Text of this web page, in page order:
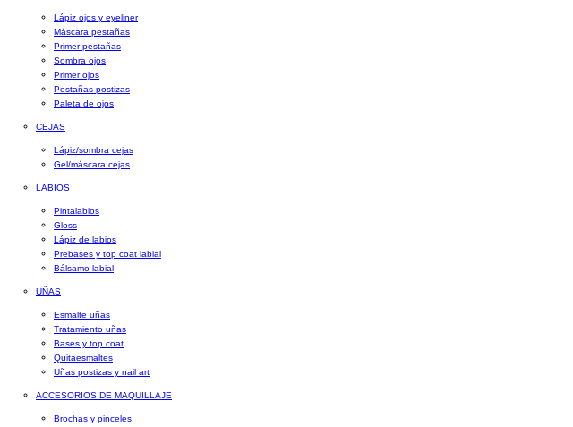
Lápiz ojos y eyeliner
Máscara pestañas
Primer pestañas
Sombra ojos
Primer ojos
Pestañas postizas
Paleta de ojos
CEJAS
Lápiz/sombra cejas
Gel/máscara cejas
LABIOS
Pintalabios
Gloss
Lápiz de labios
Prebases y top coat labial
Bálsamo labial
UÑAS
Esmalte uñas
Tratamiento uñas
Bases y top coat
Quitaesmaltes
Uñas postizas y nail art
ACCESORIOS DE MAQUILLAJE
Brochas y pinceles